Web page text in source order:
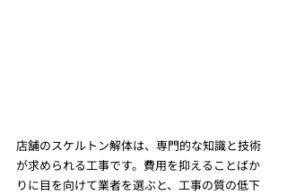
店舗のスケルトン解体は、専門的な知識と技術
が求められる工事です。費用を抑えることばか
りに目を向けて業者を選ぶと、工事の質の低下